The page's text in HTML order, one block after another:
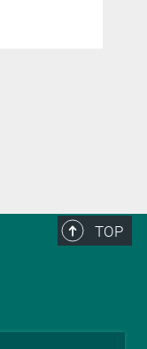
TOP